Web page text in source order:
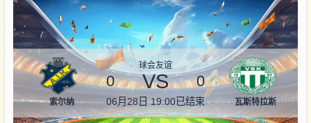
播
播
索尔纳
球会友谊
0 VS 0
06月28日 19:00已结束 瓦斯特拉斯